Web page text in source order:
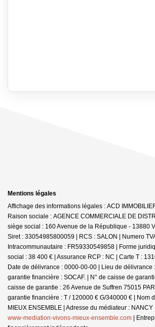
Mentions légales
Affichage des informations légales : ACD
Raison sociale : AGENCE COMMERCIALE DE
siège social : 160 Avenue de la République - 13880
Siret : 33054985800059 | RCS : SALON | Numero
Intracommunautaire : FR59330549858 | Forme
social : 38 400 € | Assurance RCP : NC | Carte T :
Date de délivrance : 0000-00-00 | Lieu de délivrance
garantie financière : SOCAF. | N° de caisse de
caisse de garantie : 26 Avenue de Suffren 75015
garantie financière : T / 120000 € G/340000 € | Nom
MIEUX ENSEMBLE | Adresse du médiateur : NANCY
www-mediation-vivons-mieux-ensemble.com |